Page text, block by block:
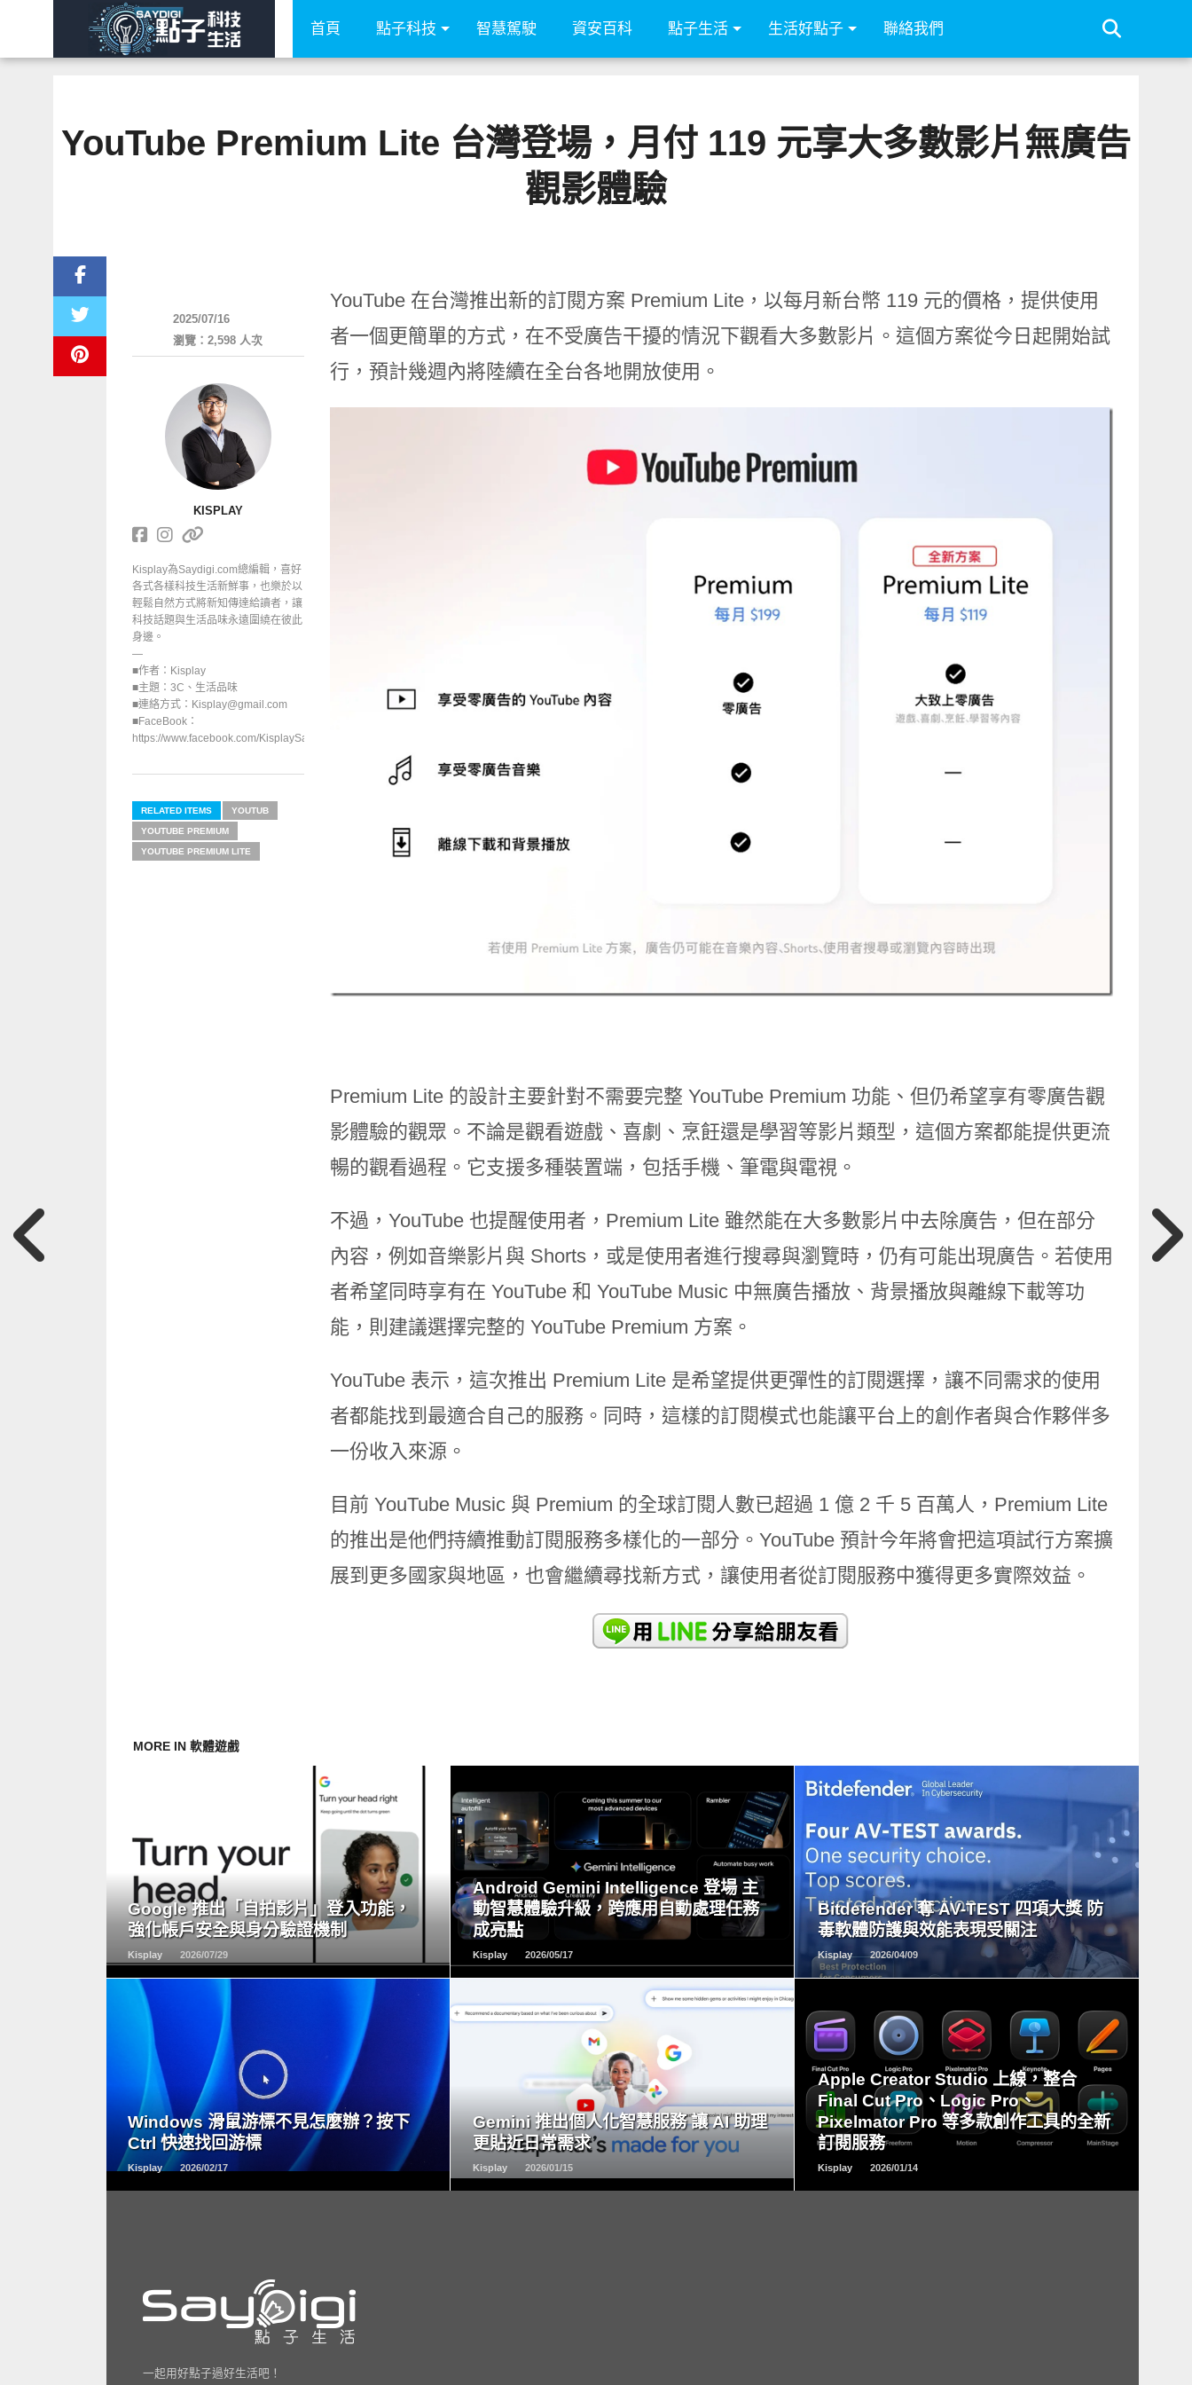
首頁 點子科技 智慧駕駛 資安百科 點子生活 生活好點子 聯絡我們
YouTube Premium Lite 台灣登場，月付 119 元享大多數影片無廣告
觀影體驗
YouTube 在台灣推出新的訂閱方案 Premium Lite，以每月新台幣 119 元的價格，提供使用
者一個更簡單的方式，在不受廣告干擾的情況下觀看大多數影片。這個方案從今日起開始試
行，預計幾週內將陸續在全台各地開放使用。
Premium Lite 的設計主要針對不需要完整 YouTube Premium 功能、但仍希望享有零廣告觀
影體驗的觀眾。不論是觀看遊戲、喜劇、烹飪還是學習等影片類型，這個方案都能提供更流
暢的觀看過程。它支援多種裝置端，包括手機、筆電與電視。
不過，YouTube 也提醒使用者，Premium Lite 雖然能在大多數影片中去除廣告，但在部分
內容，例如音樂影片與 Shorts，或是使用者進行搜尋與瀏覽時，仍有可能出現廣告。若使用
者希望同時享有在 YouTube 和 YouTube Music 中無廣告播放、背景播放與離線下載等功
能，則建議選擇完整的 YouTube Premium 方案。
YouTube 表示，這次推出 Premium Lite 是希望提供更彈性的訂閱選擇，讓不同需求的使用
者都能找到最適合自己的服務。同時，這樣的訂閱模式也能讓平台上的創作者與合作夥伴多
一份收入來源。
目前 YouTube Music 與 Premium 的全球訂閱人數已超過 1 億 2 千 5 百萬人，Premium Lite
的推出是他們持續推動訂閱服務多樣化的一部分。YouTube 預計今年將會把這項試行方案擴
展到更多國家與地區，也會繼續尋找新方式，讓使用者從訂閱服務中獲得更多實際效益。
2025/07/16
瀏覽：2,598 人次
KISPLAY
Kisplay為Saydigi.com總編輯，喜好
各式各樣科技生活新鮮事，也樂於以
輕鬆自然方式將新知傳達給讀者，讓
科技話題與生活品味永遠圍繞在彼此
身邊。
—
■作者：Kisplay
■主題：3C、生活品味
■連絡方式：Kisplay@gmail.com
■FaceBook：
https://www.facebook.com/KisplaySayGoodbuy/
RELATED ITEMS YOUTUB
YOUTUBE PREMIUM
YOUTUBE PREMIUM LITE
MORE IN 軟體遊戲
Google 推出「自拍影片」登入功能，
強化帳戶安全與身分驗證機制
Kisplay 2026/07/29
READ
MORE
Android Gemini Intelligence 登場 主
動智慧體驗升級，跨應用自動處理任務
成亮點
Kisplay 2026/05/17
READ
MORE
Bitdefender 奪 AV-TEST 四項大獎 防
毒軟體防護與效能表現受關注
Kisplay 2026/04/09
READ
MORE
Windows 滑鼠游標不見怎麼辦？按下
Ctrl 快速找回游標
Kisplay 2026/02/17
READ
MORE
Gemini 推出個人化智慧服務 讓 AI 助理
更貼近日常需求
Kisplay 2026/01/15
READ
MORE
Apple Creator Studio 上線，整合
Final Cut Pro、Logic Pro、
Pixelmator Pro 等多款創作工具的全新
訂閱服務
Kisplay 2026/01/14
READ
MORE
一起用好點子過好生活吧！